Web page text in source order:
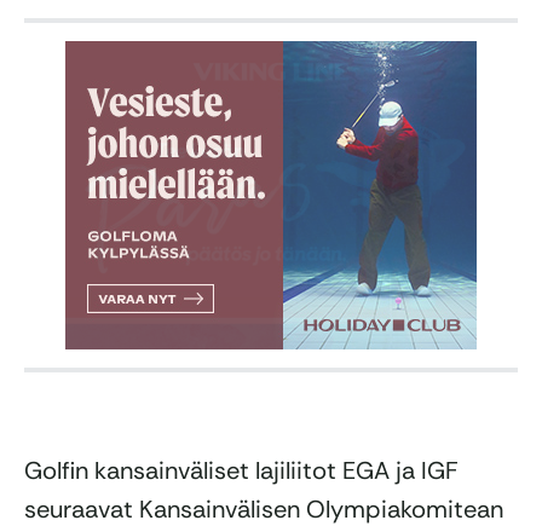
Golfin kansainväliset lajiliitot EGA ja IGF
seuraavat Kansainvälisen Olympiakomitean